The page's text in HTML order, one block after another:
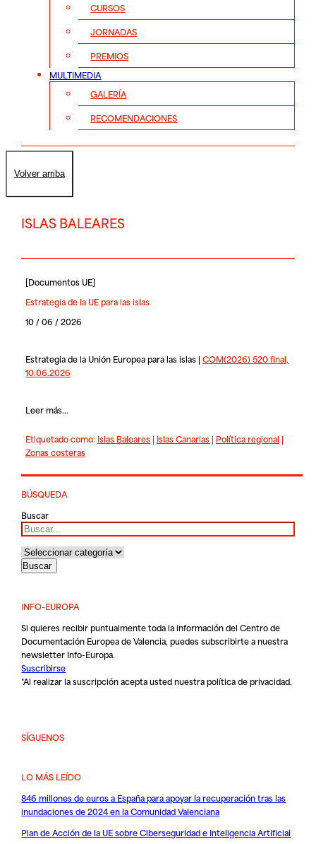
CURSOS
JORNADAS
PREMIOS
MULTIMEDIA
GALERÍA
RECOMENDACIONES
Volver arriba
ISLAS BALEARES
[Documentos UE]
Estrategia de la UE para las islas
10 / 06 / 2026
Estrategia de la Unión Europea para las islas | COM(2026) 520 final,
10.06.2026
Leer más...
Etiquetado como: Islas Baleares| Islas Canarias| Política regional |
Zonas costeras
BÚSQUEDA
Buscar
INFO-EUROPA
Si quieres recibir puntualmente toda la información del Centro de
Documentación Europea de Valencia, puedes subscribirte a nuestra
newsletter Info-Europa.
Suscribirse
*Al realizar la suscripción acepta usted nuestrapolítica de privacidad.
SÍGUENOS
LO MÁS LEÍDO
846 millones de euros a España para apoyar la recuperación tras las
inundaciones de 2024 en la Comunidad Valenciana
Plan de Acción de la UE sobre Ciberseguridad e Inteligencia Artificial